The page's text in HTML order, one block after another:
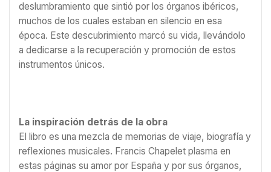
deslumbramiento que sintió por los órganos ibéricos,
muchos de los cuales estaban en silencio en esa
época. Este descubrimiento marcó su vida, llevándolo
a dedicarse a la recuperación y promoción de estos
instrumentos únicos.
La inspiración detrás de la obra
El libro es una mezcla de memorias de viaje, biografía y
reflexiones musicales. Francis Chapelet plasma en
estas páginas su amor por España y por sus órganos,